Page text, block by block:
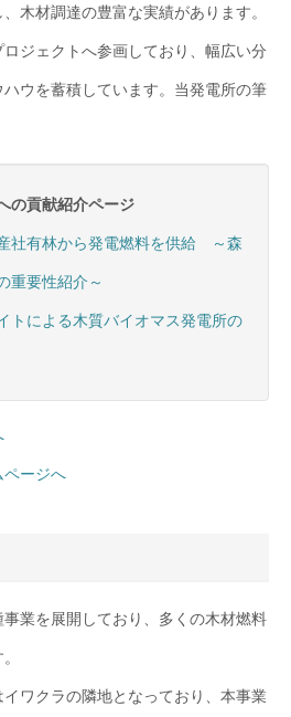
木材調達の豊富な実績があります。
ジェクトへ参画しており、幅広い分
ウを蓄積しています。当発電所の筆
の貢献紹介ページ
有林から発電燃料を供給 ～森
重要性紹介～
による木質バイオマス発電所の
ページへ
業を展開しており、多くの木材燃料
ワクラの隣地となっており、本事業